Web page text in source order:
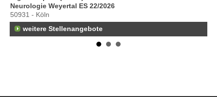
Neurologie Weyertal ES 22/2026
50931 - Köln
weitere Stellenangebote